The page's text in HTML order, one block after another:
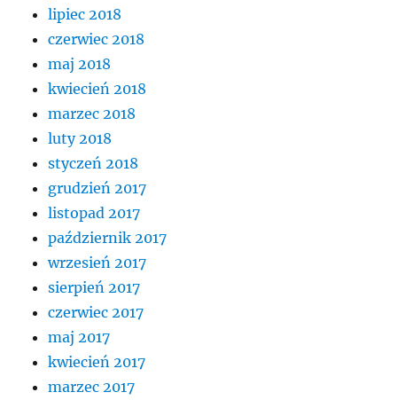
lipiec 2018
czerwiec 2018
maj 2018
kwiecień 2018
marzec 2018
luty 2018
styczeń 2018
grudzień 2017
listopad 2017
październik 2017
wrzesień 2017
sierpień 2017
czerwiec 2017
maj 2017
kwiecień 2017
marzec 2017